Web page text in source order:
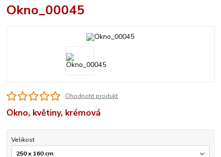
Okno_00045
Ohodnotit produkt
Okno, květiny, krémová
Velikost